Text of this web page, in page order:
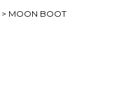
> MOON BOOT